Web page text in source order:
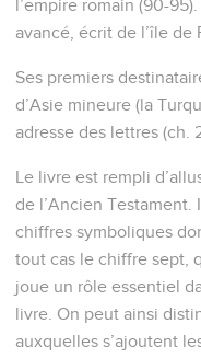
l’empire romain (90-
avancé, écrit de l’île de
Ses premiers
d’Asie mineure (la
adresse des lettres (ch.
Le livre est rempli
de l’Ancien
chiffres symboliques
tout cas le chiffre sept,
joue un rôle essentiel
livre. On peut ainsi
auxquelles s’ajoutent